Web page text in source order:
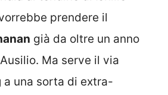
prendere il
già da oltre un anno
Ma serve il via
a una sorta di extra-